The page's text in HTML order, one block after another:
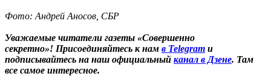
Фото: Андрей Аносов, СБР
Уважаемые читатели газеты «Совершенно
секретно»! Присоединяйтесь к нам в Telegram и
подписывайтесь на наш официальный канал в Дзене. Там
все самое интересное.